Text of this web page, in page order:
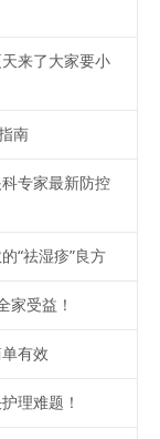
来了大家要小
南
专家最新防控
“祛湿疹”良方
家受益！
有效
理难题！